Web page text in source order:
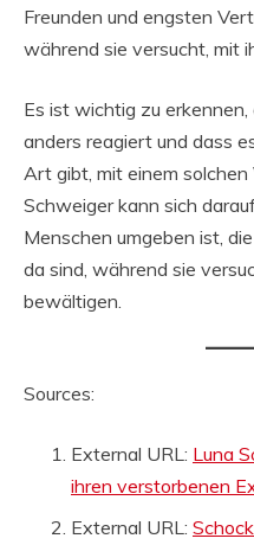
Freunden und engsten
während sie versucht, mit
Es ist wichtig zu
anders reagiert und dass
Art gibt, mit einem solchen
Schweiger kann sich
Menschen umgeben ist,
da sind, während sie
bewältigen.
Sources:
External URL: Luna
ihren verstorbenen
External URL: